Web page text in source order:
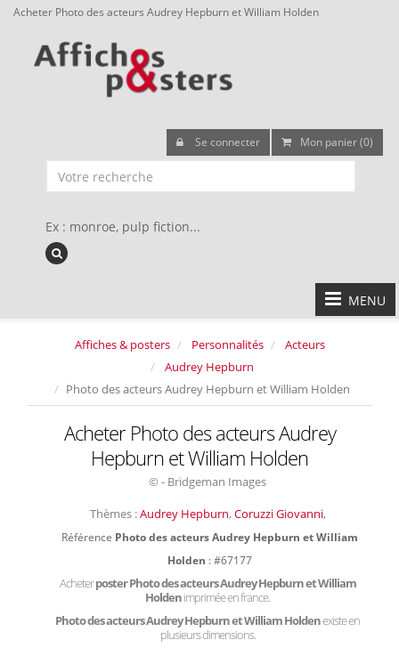
Acheter Photo des acteurs Audrey Hepburn et William Holden
Se connecter Mon panier (0)
Ex : monroe, pulp fiction...
MENU
Affiches & posters Personnalités
Acteurs
Audrey Hepburn
Photo des acteurs Audrey Hepburn et William Holden
Acheter Photo des acteurs Audrey
Hepburn et William Holden
© - Bridgeman Images
Thèmes :Audrey Hepburn, Coruzzi Giovanni,
Référence Photo des acteurs Audrey Hepburn et William
Holden : #67177
Acheterposter Photo des acteurs Audrey Hepburn et William
Holdenimprimée en france.
Photo des acteurs Audrey Hepburn et William Holdenexiste en
plusieurs dimensions.